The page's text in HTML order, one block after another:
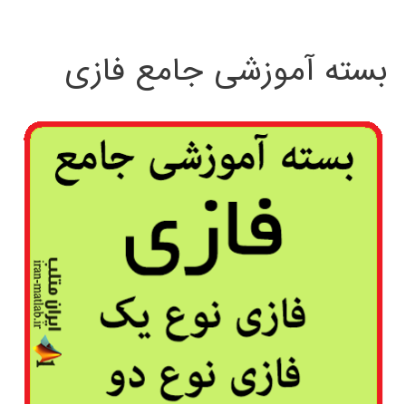
بسته آموزشی جامع فازی